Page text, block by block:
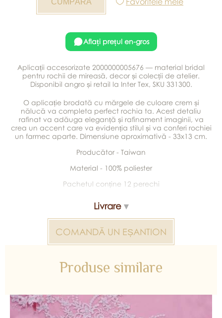
Aflați prețul en-gros
Aplicații accesorizate 2000000005676 — material bridal
pentru rochii de mireasă, decor și colecții de atelier.
Disponibil angro și retail la Inter Tex, SKU 331300.
O aplicație brodată cu mărgele de culoare crem și
nălucă va completa perfect rochia ta. Acest detaliu
rafinat va adăuga eleganță și rafinament imaginii, va
crea un accent care va evidenția stilul și va conferi rochiei
un farmec aparte. Dimensiune aproximativă - 33x13 cm.
Producător - Taiwan
Material - 100% poliester
Pachetul conține 12 perechi
Livrare
COMANDĂ UN EȘANTION
Produse similare